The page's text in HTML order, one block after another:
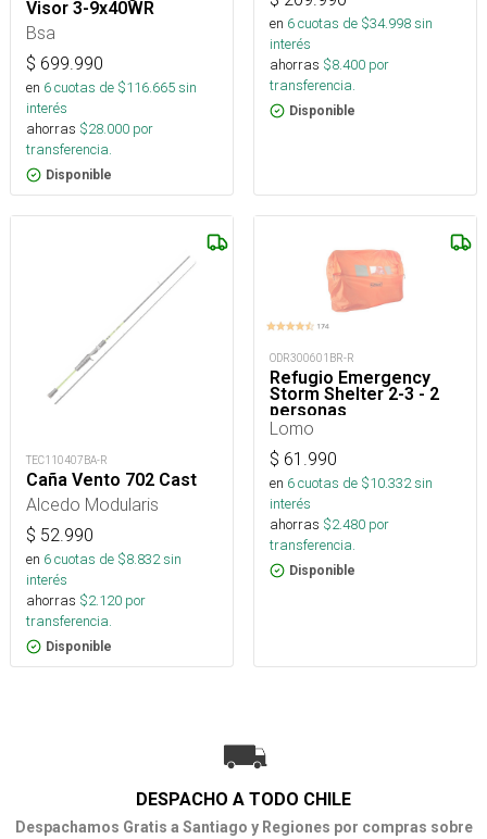
Visor 3-9x40WR
Bsa
$ 699.990
en 6cuotas de $116.665sin
interés
ahorras $28.000 por
transferencia.
Disponible
en 6cuotas de $34.998sin
interés
ahorras $8.400 por
transferencia.
Disponible
TEC110407BA-R
Caña Vento 702 Cast
Alcedo Modularis
$ 52.990
en 6cuotas de $8.832sin
interés
ahorras $2.120 por
transferencia.
Disponible
ODR300601BR-R
Refugio Emergency
Storm Shelter 2-3 - 2
personas
Lomo
$ 61.990
en 6cuotas de $10.332sin
interés
ahorras $2.480 por
transferencia.
Disponible
DESPACHO A TODO CHILE
Despachamos Gratis a Santiago y Regiones por compras sobre